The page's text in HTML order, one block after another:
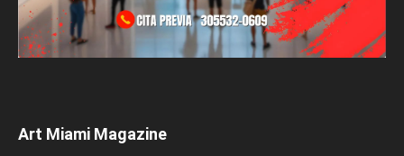
Art Miami Magazine